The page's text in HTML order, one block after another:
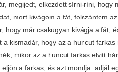
megijedt, elkezdett sírni-ríni, hogy
mert kivágom a fát, felszántom
hogy már csakugyan kivágja a fát,
kismadár, hogy az a huncut
mikor az a huncut farkas elvitt
a farkas, és azt mondja: adjál